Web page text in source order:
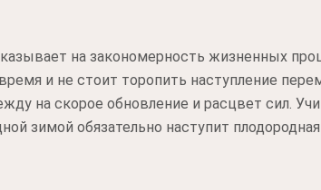
на закономерность жизненных
и не стоит торопить наступление
на скорое обновление и расцвет сил.
зимой обязательно наступит